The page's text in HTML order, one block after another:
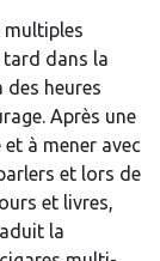
multiples
dans la
des heures
Après une
à mener avec
et lors de
et livres,
la